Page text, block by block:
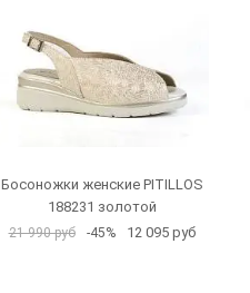
Босоножки женские PITILLOS
188231 золотой
21 990 руб -45% 12 095 руб